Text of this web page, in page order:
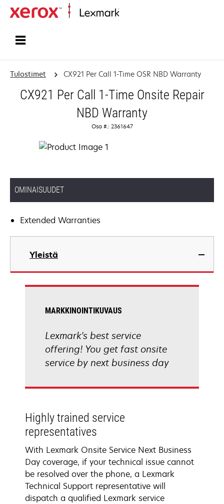
Tulostimet CX921 Per Call 1-Time OSR NBD Warranty
CX921 Per Call 1-Time Onsite Repair
NBD Warranty
Osa #.: 2361647
OMINAISUUDET
Extended Warranties
Yleistä
MARKKINOINTIKUVAUS
Lexmark's best service
offering! You get fast onsite
service by next business day
Highly trained service
representatives
With Lexmark Onsite Service Next Business
Day coverage, if your technical issue cannot
be resolved over the phone, a Lexmark
Technical Support representative will
dispatch a qualified Lexmark service